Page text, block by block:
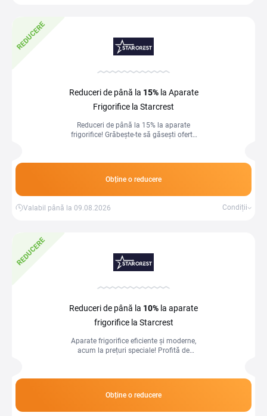
REDUCERE
Reduceri de până la 15%la Aparate
Frigorifice la Starcrest
Reduceri de până la 15% la aparate
frigorifice! Grăbește-te să găsești oferta
Obține o reducere
Valabil până la 09.08.2026 Condiții
REDUCERE
Reduceri de până la 10% la aparate
frigorifice la Starcrest
Aparate frigorifice eficiente și moderne,
acum la prețuri speciale! Profită de
Obține o reducere